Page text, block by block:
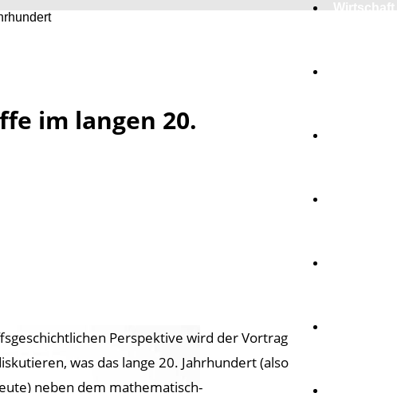
Wirtschaft
im langen 20.
Perspektive wird der Vortrag
was das lange 20. Jahrhundert (also
neben dem mathematisch-